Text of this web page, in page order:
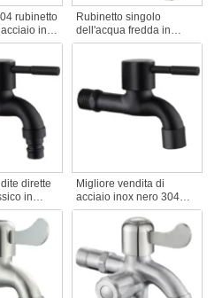
rubinetto
inox
giardino
di
Rubinetto singolo
dell'acqua fredda in
acciaio inossidabile
moderno spazzolato 304
S.S. Rubinetto corto di
la lavatrice per uso
domestico
dirette
in
acqua
accessori
bagno
Migliore vendita di
acciaio inox nero 304
corpo classico acqua
rubinetto cartuccia
rubinetto accessorio
ferro mandrino per
balcone tubo flessibile